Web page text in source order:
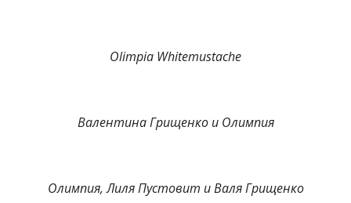
Olimpia Whitemustache
Валентина Грищенко и Олимпия
Олимпия, Лиля Пустовит и Валя Грищенко